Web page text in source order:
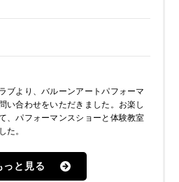
ブより、バルーンアートパフォーマ
い合わせをいただきました。お楽し
、パフォーマンスショーと体験教室
た。
っと見る